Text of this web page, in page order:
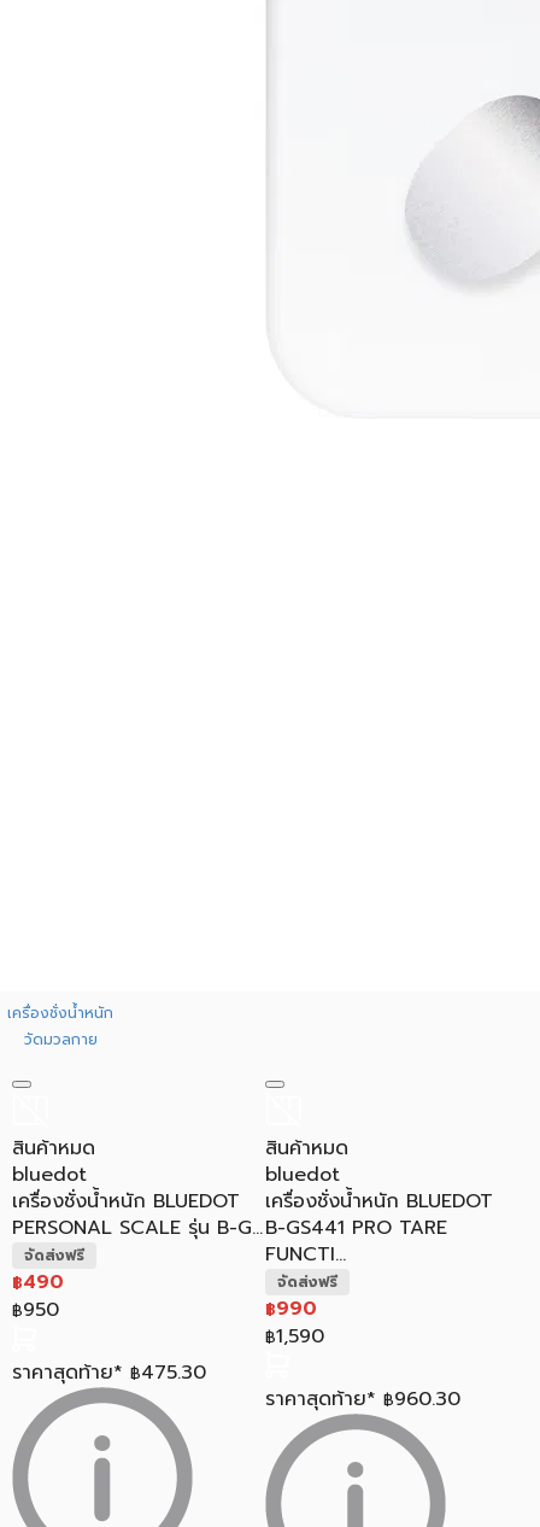
เครื่องชั่งน้ำหนัก
วัดมวลกาย
สินค้าหมด
bluedot
เครื่องชั่งน้ำหนัก BLUEDOT
PERSONAL SCALE รุ่น B-G...
จัดส่งฟรี
฿490
฿950
ราคาสุดท้าย* ฿475.30
สินค้าหมด
bluedot
เครื่องชั่งน้ำหนัก BLUEDOT
B-GS441 PRO TARE
FUNCTI...
จัดส่งฟรี
฿990
฿1,590
ราคาสุดท้าย* ฿960.30